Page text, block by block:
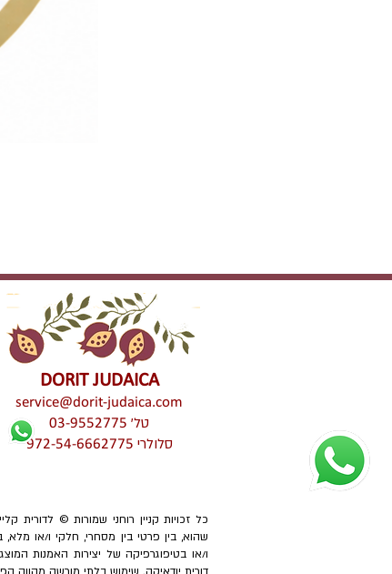
DORIT JUDAICA
service@dorit-judaica.com
טל' 03-9552775
סלולרי 972-54-6662775
כל זכויות קניין רוחני שמורות © לדורית
שהוא, בין פרטי בין מסחרי, חלקי ו/או מלא,
ו/או בטיפוגרפיקה של יצירות האמנות